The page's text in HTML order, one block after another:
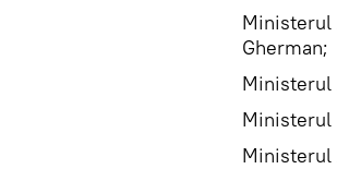
Ministerul
Gherman;
Ministerul
Ministerul
Ministerul